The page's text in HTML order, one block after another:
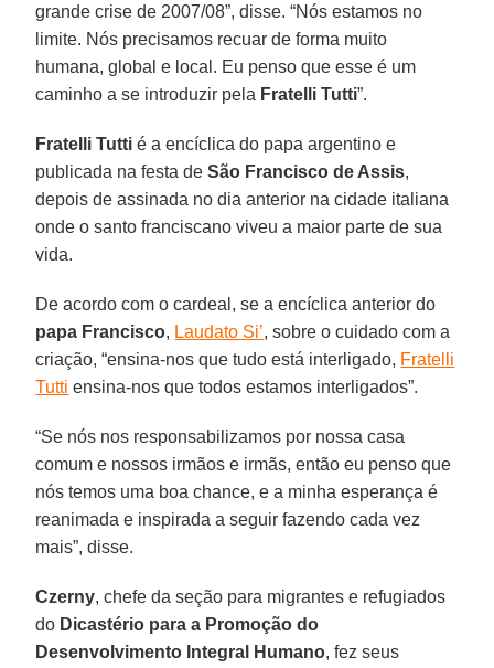
grande crise de 2007/08”, disse. “Nós estamos no
limite. Nós precisamos recuar de forma muito
humana, global e local. Eu penso que esse é um
caminho a se introduzir pela Fratelli Tutti”.
Fratelli Tutti é a encíclica do papa argentino e
publicada na festa deSão Francisco de Assis,
depois de assinada no dia anterior na cidade italiana
onde o santo franciscano viveu a maior parte de sua
vida.
De acordo com o cardeal, se a encíclica anterior do
papa Francisco, Laudato Si’, sobre o cuidado com a
criação, “ensina-nos que tudo está interligado, Fratelli
Tutti ensina-nos que todos estamos interligados”.
“Se nós nos responsabilizamos por nossa casa
comum e nossos irmãos e irmãs, então eu penso que
nós temos uma boa chance, e a minha esperança é
reanimada e inspirada a seguir fazendo cada vez
mais”, disse.
Czerny, chefe da seção para migrantes e refugiados
do Dicastério para a Promoção do
Desenvolvimento Integral Humano, fez seus